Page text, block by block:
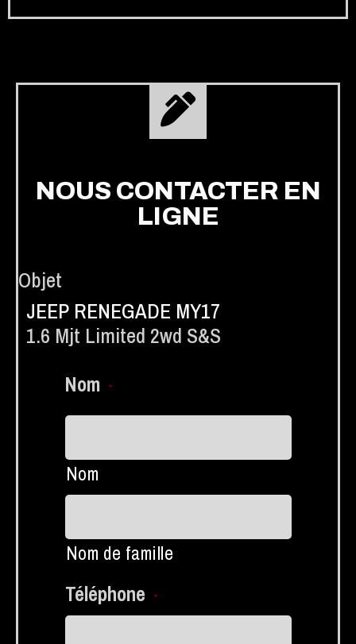
NOUS CONTACTER EN
LIGNE
Objet
JEEP RENEGADE MY17
1.6 Mjt Limited 2wd S&s
Nom *
Nom
Nom de famille
Téléphone *